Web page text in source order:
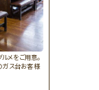
メをご用意。
ガス台お客様